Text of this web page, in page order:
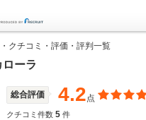
クチコミ・評価・評判一覧
ーラ
総合評価 4.2点
クチコミ件数 5 件